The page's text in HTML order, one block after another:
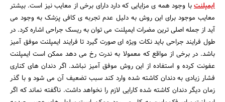
ایمپلنتبا وجود همه ی مزایایی که دارد دارای برخی از معایب نیز است. بیشتر
معایب موجود برای این روش به دلیل عدم تجربه ی کافی پزشک به وجود می
آید از جمله اصلی ترین مضرات ایمپلنت می توان به ریسک جراحی اشاره کرد. در
طول فرایند جراحی باید نکات ویژه ای صورت گیرد تا فرایند ایمپلنت موفق آمیز
باشد. در برخی از مواقع که معمولا به ندرت رخ می دهد ممکن است ایمپلنت
عفونت کرده و استفاده از این روش موفق آمیز نباشد. اگر دندان های کناری
فشار زیادی به دندان کاشته شده وارد کند سبب تضعیف آن می شود و با گذر
زمان دیگر دندان کاشته شده کارایی لازم را نخواهد داشت. ناگفته نماند که اگر